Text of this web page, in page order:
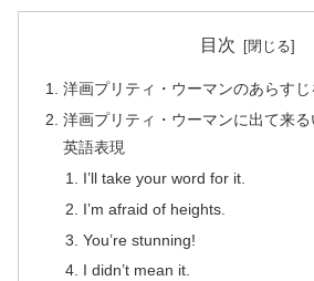
目次
洋画プリティ・ウーマンのあらすじ
洋画プリティ・ウーマンに出て来
英語表現
I’ll take your word for it.
I’m afraid of heights.
You’re stunning!
I didn’t mean it.